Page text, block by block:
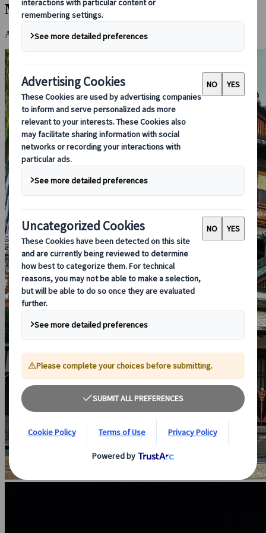
Matsuyama
Avslappnad elegans i Shikokus största stad